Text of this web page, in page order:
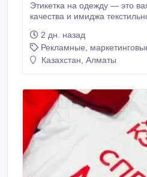
Этикетка на одежду — это
качества и имиджа
скидки. Основа-атласная или репсовая лента
светлых тонов. Материал
предоставляет сам. Есть
2 дн. назад
Рекламные,
Казахстан, Алматы